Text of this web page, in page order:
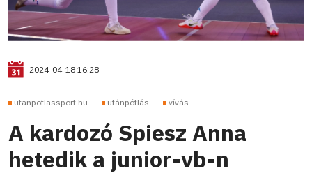
2024-04-18 16:28
utanpotlassport.hu utánpótlás vívás
A kardozó Spiesz Anna
hetedik a junior-vb-n